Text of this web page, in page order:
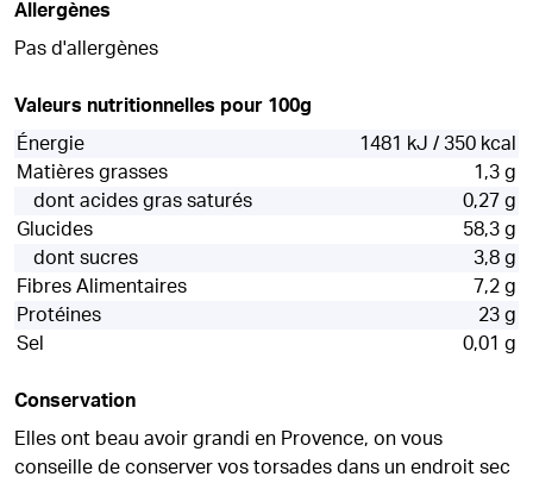
Allergènes
Pas d'allergènes
Valeurs nutritionnelles pour 100g
Énergie
1481 kJ / 350 kcal
Matières grasses
1,3 g
dont acides gras saturés
0,27 g
Glucides
58,3 g
dont sucres
3,8 g
Fibres Alimentaires
7,2 g
Protéines
23 g
Sel
0,01 g
Conservation
Elles ont beau avoir grandi en Provence, on vous
conseille de conserver vos torsades dans un endroit sec